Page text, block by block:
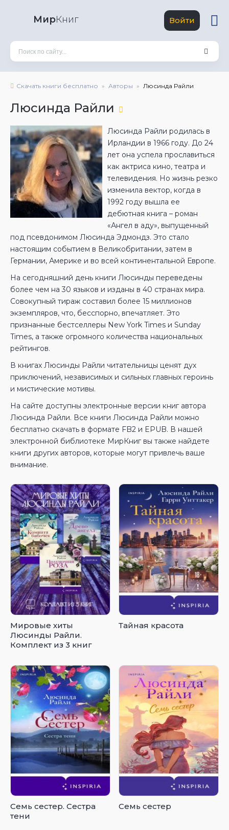
МирКниг Войти
Скачать книги бесплатно Авторы Люсинда Райли
Люсинда Райли
Люсинда Райли родилась в
Ирландии в 1966 году. До 24
лет она успела прославиться
как актриса кино, театра и
телевидения. Но жизнь резко
изменила вектор, когда в
1992 году вышла ее
дебютная книга – роман
«Ангел в аду», выпущенный
под псевдонимом Люсинда Эдмондз. Это стало
настоящим событием в Великобритании, затем в
Германии, Америке и во всей континентальной Европе.
На сегодняшний день книги Люсинды переведены
более чем на 30 языков и изданы в 40 странах мира.
Совокупный тираж составил более 15 миллионов
экземпляров, что, бесспорно, впечатляет. Это
признанные бестселлеры New York Times и Sunday
Times, а также огромного количества национальных
рейтингов.
В книгах Люсинды Райли читательницы ценят дух
приключений, независимых и сильных главных героинь
и мистические мотивы.
На сайте доступны электронные версии книг автора
Люсинда Райли. Все книги Люсинда Райли можно
бесплатно скачать в формате FB2 и EPUB. В нашей
электронной библиотеке МирКниг вы также найдете
книги других авторов, которые могут привлечь ваше
внимание.
Мировые хиты
Люсинды Райли.
Комплект из 3 книг
Тайная красота
Семь сестер. Сестра
тени
Семь сестер